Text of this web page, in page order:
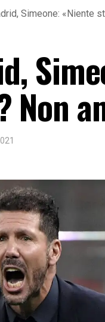
Simeone: «Niente
Non